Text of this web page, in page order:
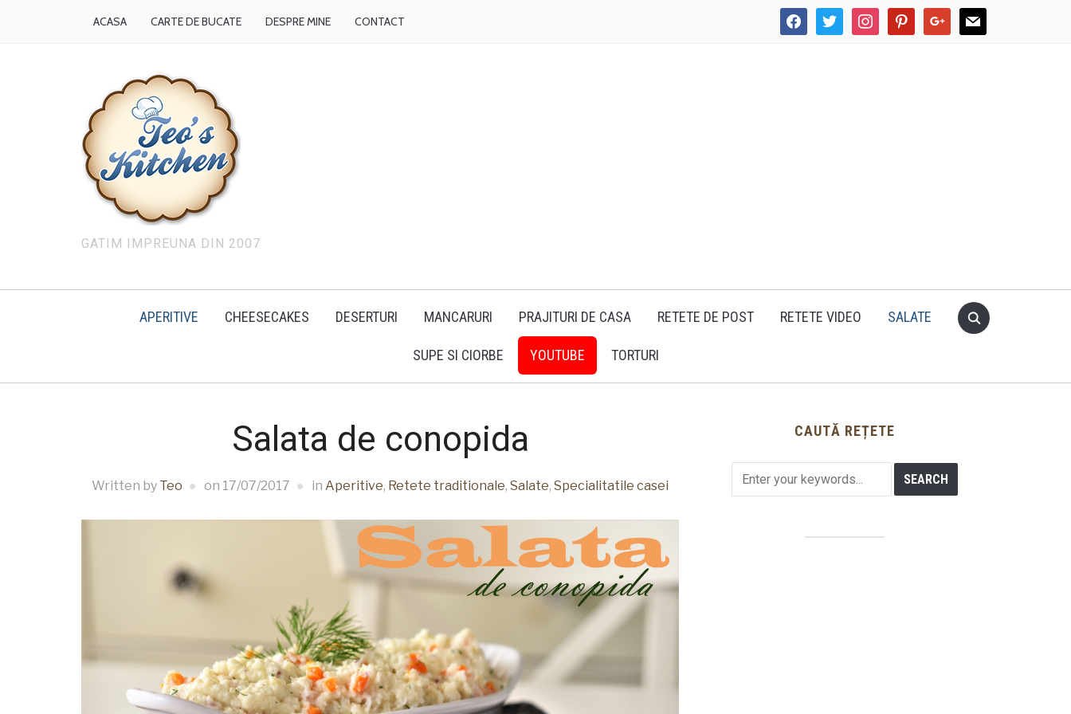
facebooktwitter instagrampinterestgoogle mail
ACASA CARTE DE BUCATE DESPRE MINE CONTACT
GATIM IMPREUNA DIN 2007
APERITIVE CHEESECAKES DESERTURI MANCARURI PRAJITURI DE CASA RETETE DE POST RETETE VIDEO SALATE
SUPE SI CIORBE YOUTUBE TORTURI
Salata de conopida
Written by Teo on 17/07/2017 in Aperitive, Retete traditionale, Salate, Specialitatile casei
CAUTĂ REȚETE